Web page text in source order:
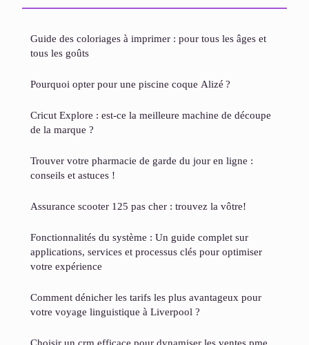
Guide des coloriages à imprimer : pour tous les âges et
tous les goûts
Pourquoi opter pour une piscine coque Alizé ?
Cricut Explore : est-ce la meilleure machine de découpe
de la marque ?
Trouver votre pharmacie de garde du jour en ligne :
conseils et astuces !
Assurance scooter 125 pas cher : trouvez la vôtre!
Fonctionnalités du système : Un guide complet sur
applications, services et processus clés pour optimiser
votre expérience
Comment dénicher les tarifs les plus avantageux pour
votre voyage linguistique à Liverpool ?